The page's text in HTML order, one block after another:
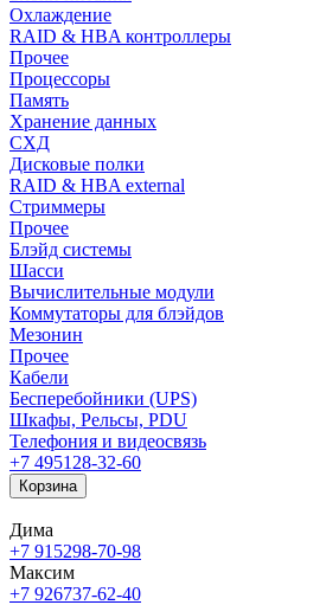
Охлаждение
RAID & HBA контроллеры
Прочее
Процессоры
Память
Хранение данных
СХД
Дисковые полки
RAID & HBA external
Стриммеры
Прочее
Блэйд системы
Шасси
Вычислительные модули
Коммутаторы для блэйдов
Мезонин
Прочее
Кабели
Бесперебойники (UPS)
Шкафы, Рельсы, PDU
Телефония и видеосвязь
+7 495128-32-60
Корзина
Дима
+7 915298-70-98
Максим
+7 926737-62-40